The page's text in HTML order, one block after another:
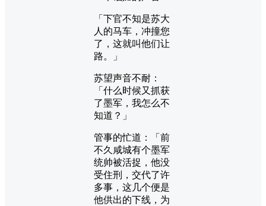
「下官不知是苏大
人的马车，冲撞您
了，这就叫他们让
路。」
苏望声音不耐：
「什么时候又抓获
了墨军，我怎么不
知道？」
管事的忙道：「前
不久咸城有个墨军
统帅被活捉，他没
受住刑，交代了许
多事，这几个便是
他供出的下线，为